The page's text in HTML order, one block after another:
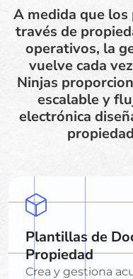
A medida que
través de
operativos, la
vuelve cada
Ninjas
escalable y
electrónica
Plantillas de
Propiedad
Crea y gestiona